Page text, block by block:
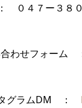
ー３８０ー
せフォーム
ラムDM ：